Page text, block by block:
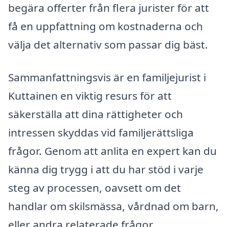
begära offerter från flera jurister för att
få en uppfattning om kostnaderna och
välja det alternativ som passar dig bäst.
Sammanfattningsvis är en familjejurist i
Kuttainen en viktig resurs för att
säkerställa att dina rättigheter och
intressen skyddas vid familjerättsliga
frågor. Genom att anlita en expert kan du
känna dig trygg i att du har stöd i varje
steg av processen, oavsett om det
handlar om skilsmässa, vårdnad om barn,